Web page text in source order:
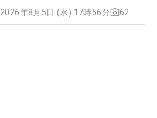
2026年8月5日 (水) 17時56分 62